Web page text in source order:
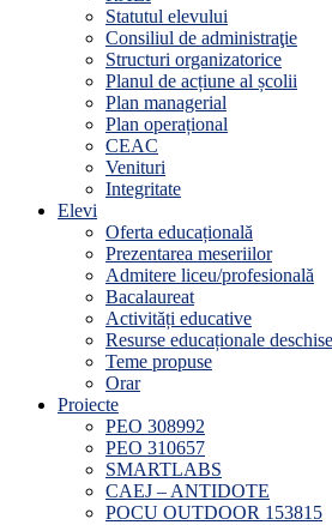
Statutul elevului
Consiliul de administraţie
Structuri organizatorice
Planul de acțiune al școlii
Plan managerial
Plan operațional
CEAC
Venituri
Integritate
Elevi
Oferta educațională
Prezentarea meseriilor
Admitere liceu/profesională
Bacalaureat
Activități educative
Resurse educaționale deschise
Teme propuse
Orar
Proiecte
PEO 308992
PEO 310657
SMARTLABS
CAEJ – ANTIDOTE
POCU OUTDOOR 153815